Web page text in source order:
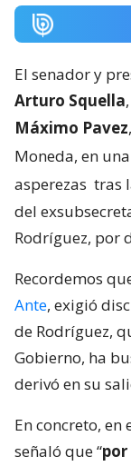
El senador y
Arturo Squella
Máximo Pavez,
Moneda, en
asperezas tras
del
Rodríguez, por
Recordemos
Ante, exigió
de Rodríguez,
Gobierno, ha
derivó en su
En concreto,
señaló que “